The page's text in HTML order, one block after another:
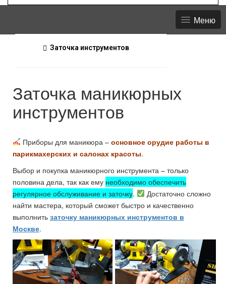
Меню
Заточка инструментов
Заточка маникюрных
инструментов
Приборы для маникюра – основное орудие работы в
парикмахерских и салонах красоты.
Выбор и покупка маникюрного инструмента – только
половина дела, так как ему необходимо обеспечить
регулярное обслуживание и заточку.
Достаточно сложно
найти мастера, который сможет быстро и качественно
выполнить заточку маникюрных инструментов в
Москве.